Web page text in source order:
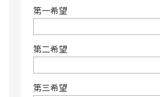
第一希望
第二希望
第三希望